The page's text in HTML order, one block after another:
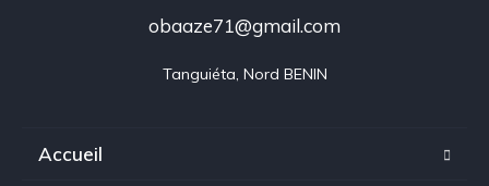
obaaze71@gmail.com
Tanguiéta, Nord BENIN
Accueil